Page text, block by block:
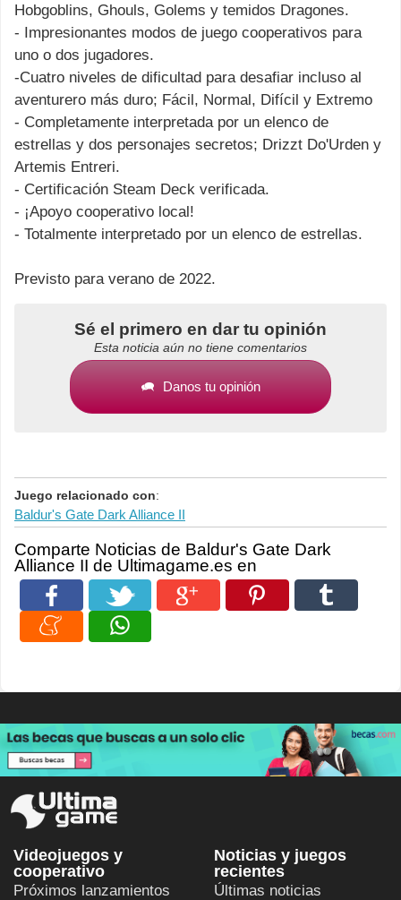
Hobgoblins, Ghouls, Golems y temidos Dragones.
- Impresionantes modos de juego cooperativos para
uno o dos jugadores.
-Cuatro niveles de dificultad para desafiar incluso al
aventurero más duro; Fácil, Normal, Difícil y Extremo
- Completamente interpretada por un elenco de
estrellas y dos personajes secretos; Drizzt Do'Urden y
Artemis Entreri.
- Certificación Steam Deck verificada.
- ¡Apoyo cooperativo local!
- Totalmente interpretado por un elenco de estrellas.
Previsto para verano de 2022.
Sé el primero en dar tu opinión
Esta noticia aún no tiene comentarios
Danos tu opinión
Juego relacionado con:
Baldur's Gate Dark Alliance II
Comparte Noticias de Baldur's Gate Dark
Alliance II de Ultimagame.es en
Videojuegos y
cooperativo
Próximos lanzamientos
Noticias y juegos
recientes
Últimas noticias